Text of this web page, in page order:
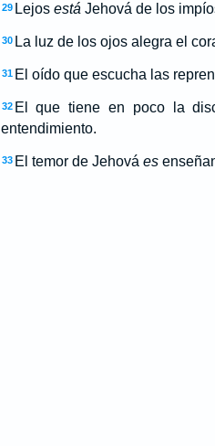
29 Lejos está Jehová de los
30 La luz de los ojos alegra el
31 El oído que escucha las
32 El que tiene en poco la
entendimiento.
33 El temor de Jehová es